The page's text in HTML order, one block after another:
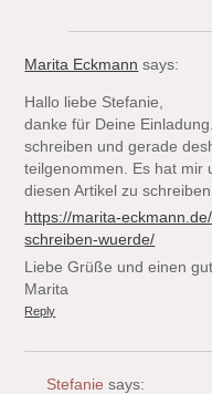
Marita Eckmann says:
Hallo liebe Stefanie,
danke für Deine
schreiben und gerade
teilgenommen. Es hat mir
diesen Artikel zu
https://marita-
schreiben-wuerde/
Liebe Grüße und einen
Marita
Reply
Stefanie says: